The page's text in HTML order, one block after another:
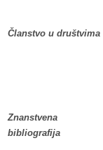
Članstvo u društvima
Znanstvena
bibliografija